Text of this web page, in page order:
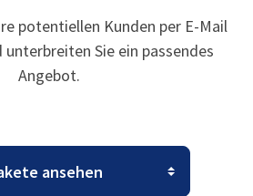
potentiellen Kunden per E-Mail
Sie ein passendes
Angebot.